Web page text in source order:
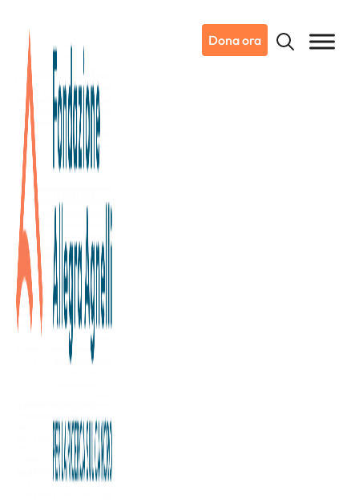
Dona ora
16/02/2016
Il Settebello per l’Istituto di
Candiolo.
Martedì 16 febbraio alle ore 20,00 al Palazzo del Nuoto di
Torino la Nazionale Italiana di Pallanuoto sostiene ancora
una volta la ricerca sul cancro dell’Istituto di Candiolo –
sarà infatti “charity partner” dell’evento.
Prima della partita, grazie al supporto de La Stampa,
saranno distribuite 1500 bandierine tricolore per “vestire”